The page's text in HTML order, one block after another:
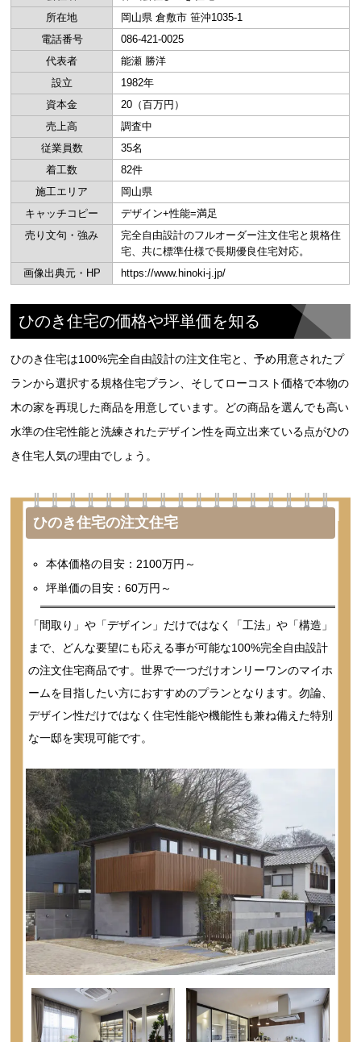
所在地
岡山県 倉敷市 笹沖1035-1
電話番号
086-421-0025
代表者
能瀬 勝洋
設立
1982年
資本金
20（百万円）
売上高
調査中
従業員数
35名
着工数
82件
施工エリア
岡山県
キャッチコピー
デザイン+性能=満足
売り文句・強み
完全自由設計のフルオーダー注文住宅と規格住
宅、共に標準仕様で長期優良住宅対応。
画像出典元・HP
https://www.hinoki-j.jp/
ひのき住宅の価格や坪単価を知る
ひのき住宅は100%完全自由設計の注文住宅と、予め用意されたプ
ランから選択する規格住宅プラン、そしてローコスト価格で本物の
木の家を再現した商品を用意しています。どの商品を選んでも高い
水準の住宅性能と洗練されたデザイン性を両立出来ている点がひの
き住宅人気の理由でしょう。
ひのき住宅の注文住宅
本体価格の目安：2100万円～
坪単価の目安：60万円～
「間取り」や「デザイン」だけではなく「工法」や「構造」
まで、どんな要望にも応える事が可能な100%完全自由設計
の注文住宅商品です。世界で一つだけオンリーワンのマイホ
ームを目指したい方におすすめのプランとなります。勿論、
デザイン性だけではなく住宅性能や機能性も兼ね備えた特別
な一邸を実現可能です。